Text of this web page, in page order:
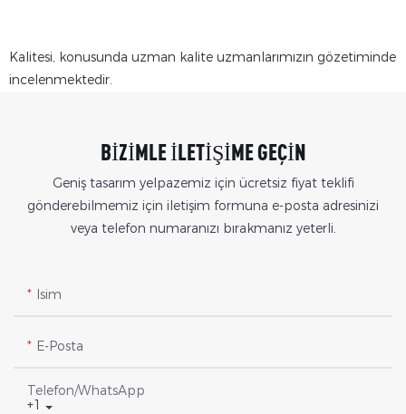
Kalitesi, konusunda uzman kalite uzmanlarımızın gözetiminde
incelenmektedir.
BIZIMLE ILETIŞIME GEÇIN
Geniş tasarım yelpazemiz için ücretsiz fiyat teklifi
gönderebilmemiz için iletişim formuna e-posta adresinizi
veya telefon numaranızı bırakmanız yeterli.
Isim
E-Posta
+1
Telefon/WhatsApp